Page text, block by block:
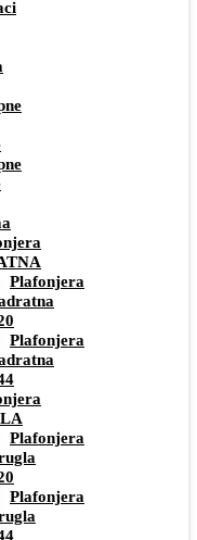
Plafonjera
Plafonjera
Plafonjera
Plafonjera